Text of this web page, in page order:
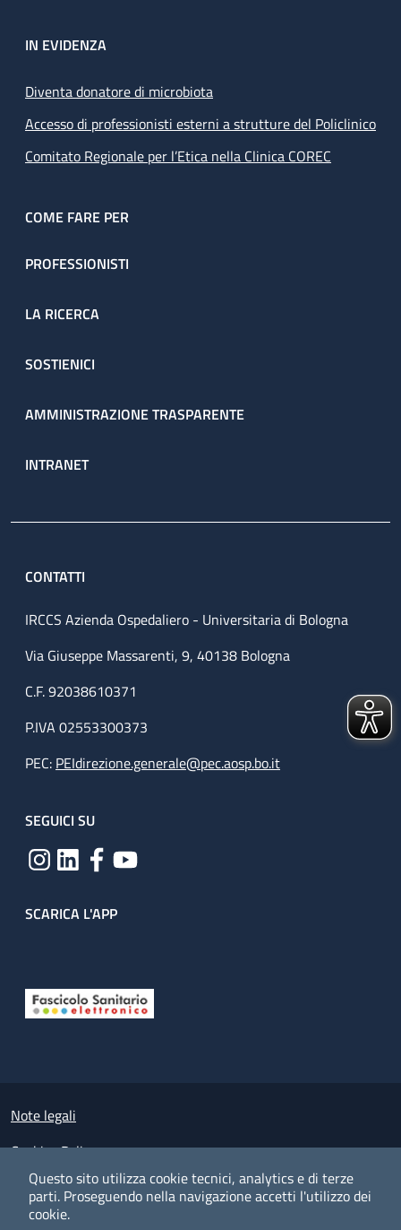
Questo sito utilizza cookie tecnici, analytics e di terze
parti. Proseguendo nella navigazione accetti l'utilizzo dei
cookie.
IN EVIDENZA
Diventa donatore di microbiota
Accesso di professionisti esterni a strutture del Policlinico
Comitato Regionale per l’Etica nella Clinica COREC
COME FARE PER
PROFESSIONISTI
LA RICERCA
SOSTIENICI
AMMINISTRAZIONE TRASPARENTE
INTRANET
CONTATTI
IRCCS Azienda Ospedaliero - Universitaria di Bologna
Via Giuseppe Massarenti, 9, 40138 Bologna
C.F. 92038610371
P.IVA 02553300373
PEC: PEIdirezione.generale@pec.aosp.bo.it
SEGUICI SU
SCARICA L'APP
Small prints
Note legali
Cookies Policy
Policy privacy e protezione del dato personale
Albo pretorio on-line